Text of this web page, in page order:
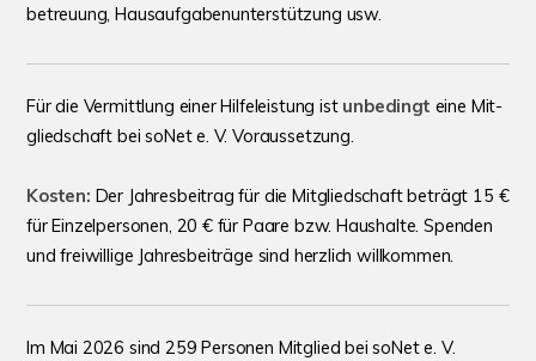
betreuung, Haus­auf­gaben­unter­stützung usw.
Für die Vermitt­lung einer Hilfe­leistung ist unbedingt eine Mit­
glied­schaft bei soNet e. V. Voraus­setzung.
Kosten: Der Jahres­beitrag für die Mit­glied­schaft beträgt 15 €
für Einzel­personen, 20 € für Paare bzw. Haus­halte. Spenden
und frei­willige Jahres­beiträge sind herz­lich willkommen.
Im Mai 2026 sind 259 Personen Mitglied beisoNet e. V.